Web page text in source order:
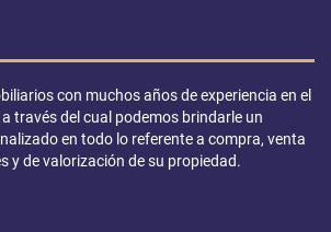
con muchos años de experiencia en el
través del cual podemos brindarle un
en todo lo referente a compra, venta
y de valorización de su propiedad.